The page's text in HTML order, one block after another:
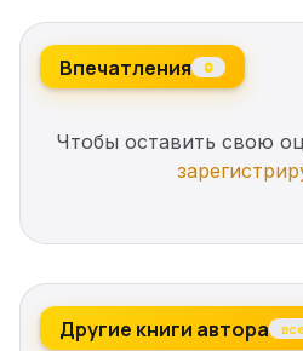
Впечатления 0
Чтобы оставить свою
Другие книги автора